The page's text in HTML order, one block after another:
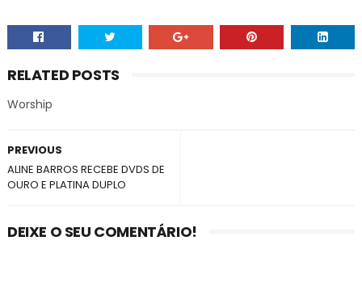
RELATED POSTS
Worship
PREVIOUS
ALINE BARROS RECEBE DVDS DE
OURO E PLATINA DUPLO
DEIXE O SEU COMENTÁRIO!